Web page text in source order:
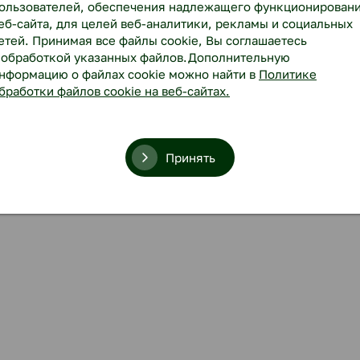
обеспечения надлежащего
сайта, для целей веб-аналитики, рекламы и социальных
Принимая все файлы cookie, Вы соглашаетесь
указанных файлов.Дополнительную
о файлах cookie можно найти в Политике
файлов cookie на веб-сайтах.
Принять